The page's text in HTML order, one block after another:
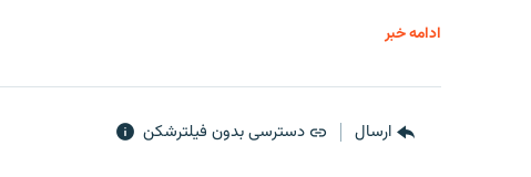
ادامه خبر
ارسال دسترسی بدون فیلترشکن